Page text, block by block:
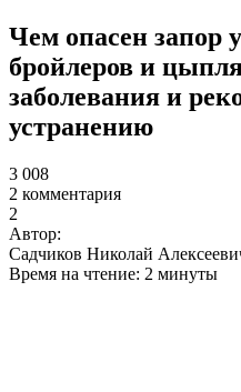
Чем опасен запор
бройлеров и
заболевания и
устранению
3 008
2 комментария
2
Автор:
Садчиков Николай
Время на чтение: 2 минуты